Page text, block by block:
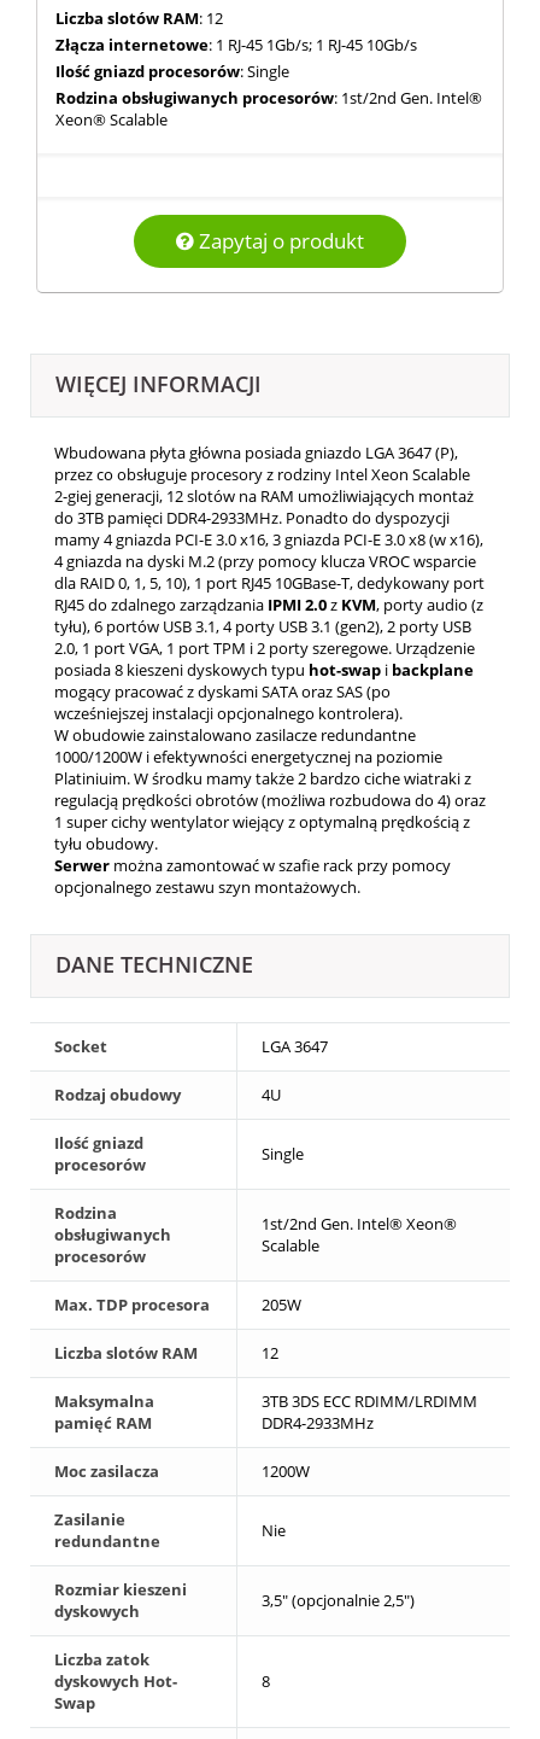
Liczba slotów RAM: 12
Złącza internetowe: 1 RJ-45 1Gb/s; 1 RJ-45 10Gb/s
Ilość gniazd procesorów: Single
Rodzina obsługiwanych procesorów: 1st/2nd Gen. Intel®
Xeon® Scalable
Zapytaj o produkt
WIĘCEJ INFORMACJI
Wbudowana płyta główna posiada gniazdo LGA 3647 (P),
przez co obsługuje procesory z rodziny Intel Xeon Scalable
2-giej generacji, 12 slotów na RAM umożliwiających montaż
do 3TB pamięci DDR4-2933MHz. Ponadto do dyspozycji
mamy 4 gniazda PCI-E 3.0 x16, 3 gniazda PCI-E 3.0 x8 (w x16),
4 gniazda na dyski M.2 (przy pomocy klucza VROC wsparcie
dla RAID 0, 1, 5, 10), 1 port RJ45 10GBase-T, dedykowany port
RJ45 do zdalnego zarządzania IPMI2.0z KVM, porty audio (z
tyłu), 6 portów USB 3.1, 4 porty USB 3.1 (gen2), 2 porty USB
2.0, 1 port VGA, 1 port TPM i 2 porty szeregowe. Urządzenie
posiada 8 kieszeni dyskowych typu hot-swap i backplane
mogący pracować z dyskami SATA oraz SAS (po
wcześniejszej instalacji opcjonalnego kontrolera).
W obudowie zainstalowano zasilacze redundantne
1000/1200W i efektywności energetycznej na poziomie
Platiniuim. W środku mamy także 2 bardzo ciche wiatraki z
regulacją prędkości obrotów (możliwa rozbudowa do 4) oraz
1 super cichy wentylator wiejący z optymalną prędkością z
tyłu obudowy.
Serwer można zamontować w szafie rack przy pomocy
opcjonalnego zestawu szyn montażowych.
DANE TECHNICZNE
Socket LGA 3647
Rodzaj obudowy 4U
Ilość gniazd
procesorów
Single
Rodzina
obsługiwanych
procesorów
1st/2nd Gen. Intel® Xeon®
Scalable
Max. TDP procesora 205W
Liczba slotów RAM 12
Maksymalna
pamięć RAM
3TB 3DS ECC RDIMM/LRDIMM
DDR4-2933MHz
Moc zasilacza 1200W
Zasilanie
redundantne
Nie
Rozmiar kieszeni
dyskowych
3,5" (opcjonalnie 2,5")
Liczba zatok
dyskowych Hot-
Swap
8